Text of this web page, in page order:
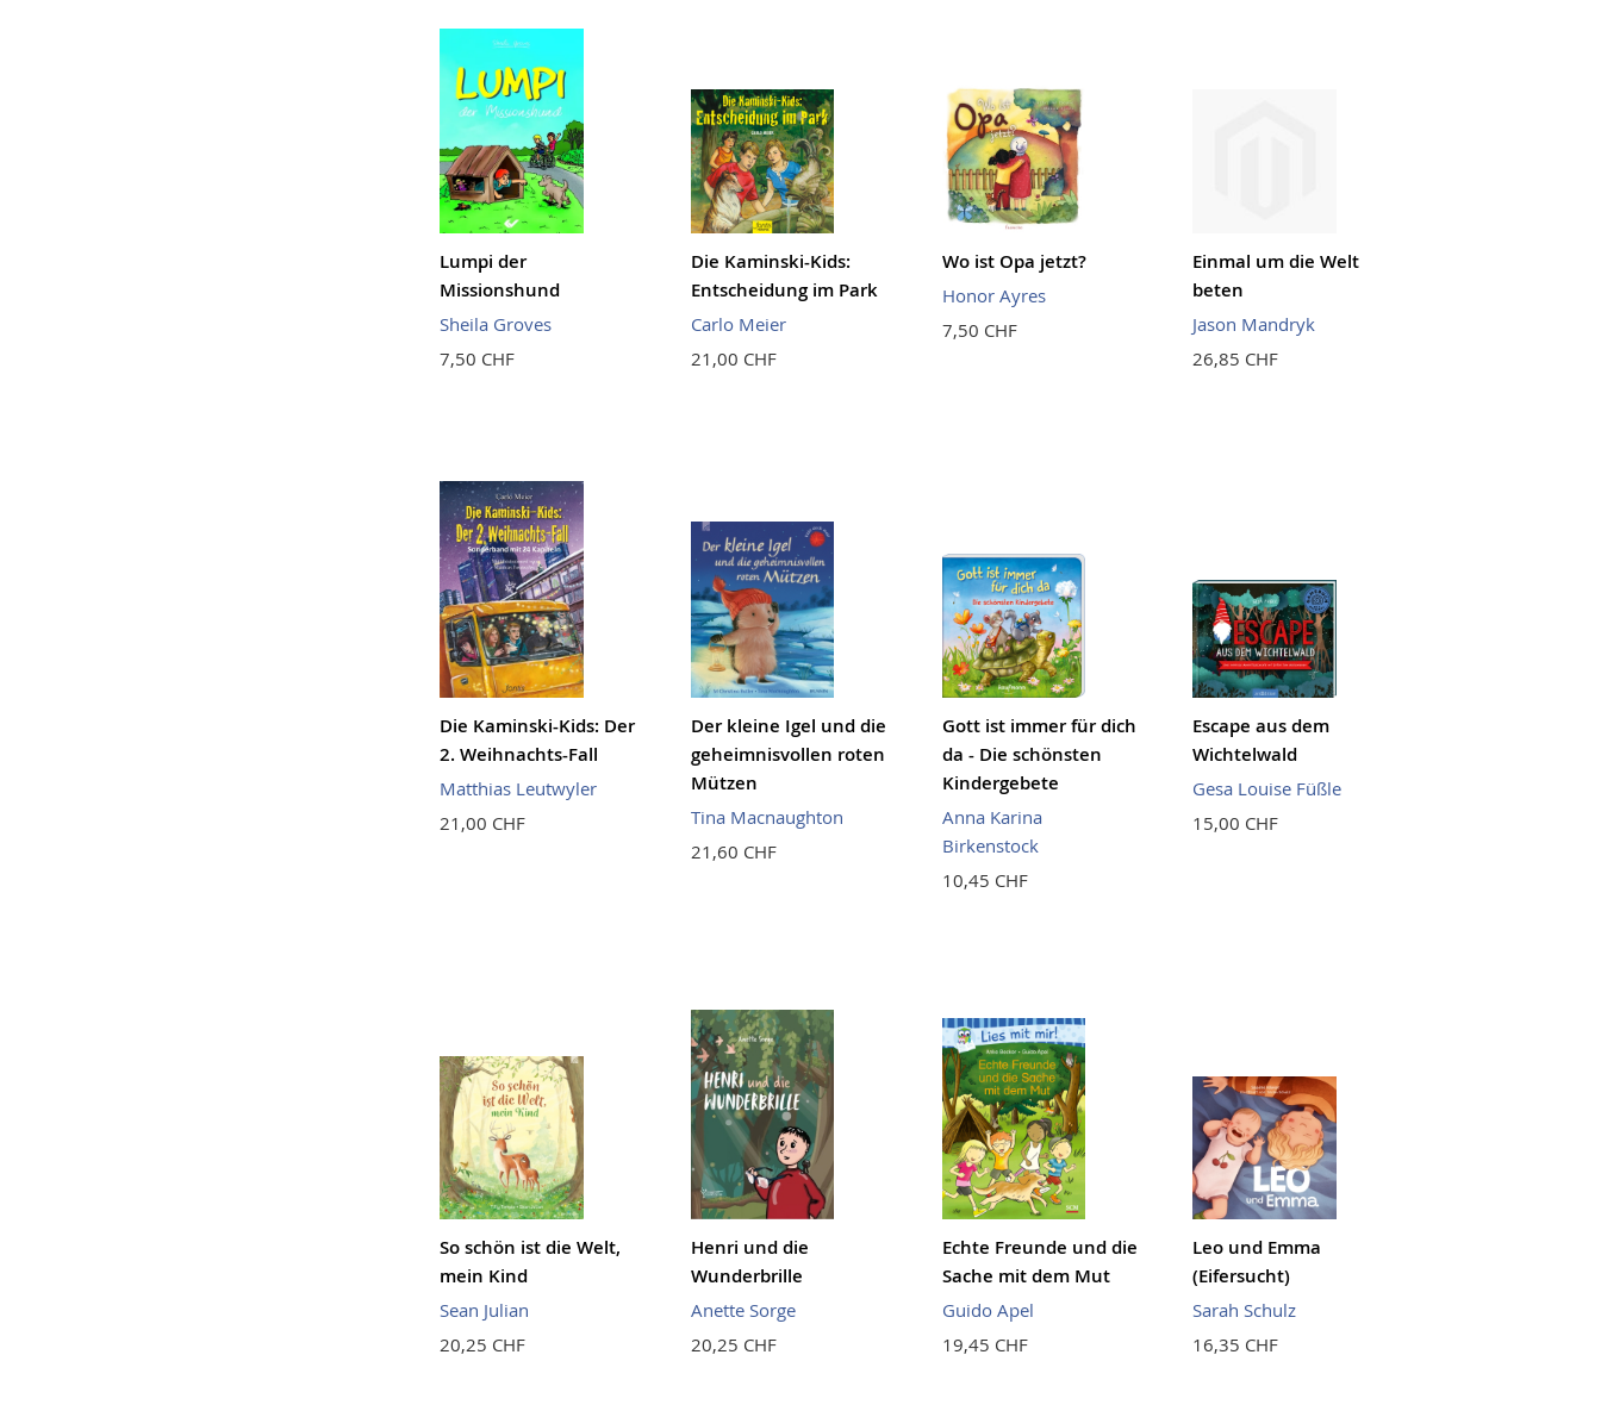
Lumpi der
Missionshund
Sheila Groves
7,50 CHF
Die Kaminski-Kids:
Entscheidung im Park
Carlo Meier
21,00 CHF
Wo ist Opa jetzt?
Honor Ayres
7,50 CHF
Einmal um die Welt
beten
Jason Mandryk
26,85 CHF
Die Kaminski-Kids: Der
2. Weihnachts-Fall
Matthias Leutwyler
21,00 CHF
Der kleine Igel und die
geheimnisvollen roten
Mützen
Tina Macnaughton
21,60 CHF
Gott ist immer für dich
da - Die schönsten
Kindergebete
Anna Karina
Birkenstock
10,45 CHF
Escape aus dem
Wichtelwald
Gesa Louise Füßle
15,00 CHF
So schön ist die Welt,
mein Kind
Sean Julian
20,25 CHF
Henri und die
Wunderbrille
Anette Sorge
20,25 CHF
Echte Freunde und die
Sache mit dem Mut
Guido Apel
19,45 CHF
Leo und Emma
(Eifersucht)
Sarah Schulz
16,35 CHF